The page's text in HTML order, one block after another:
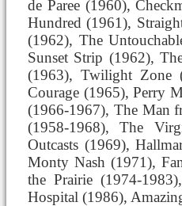
de Paree (1960),
Hundred (1961),
(1962), The
Sunset Strip (1962),
(1963), Twilight Zone
Courage (1965), Perry
(1966-1967), The Man
(1958-1968), The
Outcasts (1969),
Monty Nash (1971),
the Prairie (1974-
Hospital (1986),